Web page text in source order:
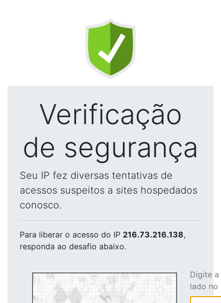
Verificação
de segurança
Seu IP fez diversas tentativas de
acessos suspeitos a sites hospedados
conosco.
Para liberar o acesso do IP 216.73.216.138,
responda ao desafio abaixo.
Digite
lado no